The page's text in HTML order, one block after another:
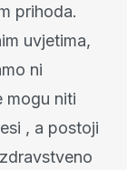
prihoda.
uvjetima,
ni
mogu niti
, a postoji